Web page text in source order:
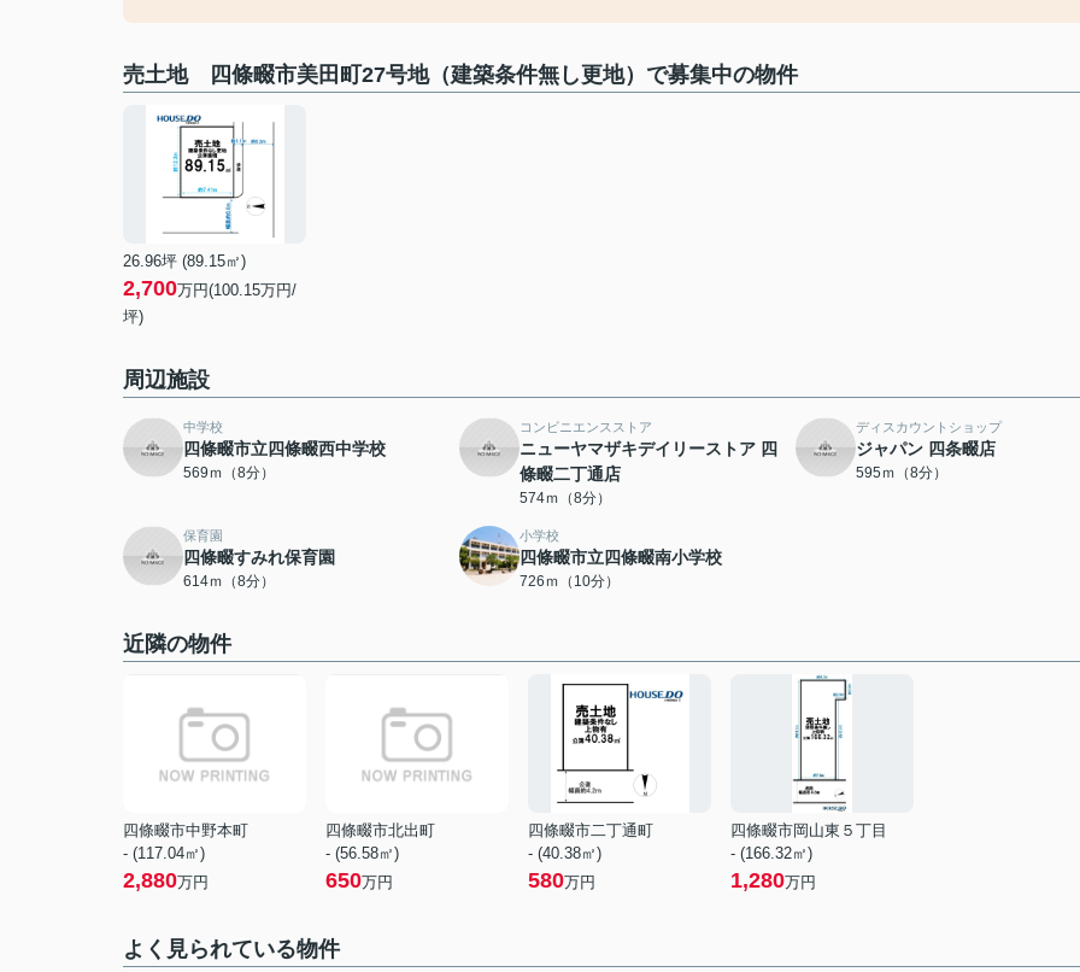
売土地 四條畷市美田町27号地（建築条件無し更地）で募集中の物件
26.96坪 (89.15㎡)
2,700万円(100.15万円/
坪)
周辺施設
中学校
四條畷市立四條畷西中学校
569ｍ（8分）
コンビニエンスストア
ニューヤマザキデイリーストア 四
條畷二丁通店
574ｍ（8分）
ディスカウントショップ
ジャパン 四条畷店
595ｍ（8分）
保育園
四條畷すみれ保育園
614ｍ（8分）
小学校
四條畷市立四條畷南小学校
726ｍ（10分）
近隣の物件
四條畷市中野本町
- (117.04㎡)
2,880万円
四條畷市北出町
- (56.58㎡)
650万円
四條畷市二丁通町
- (40.38㎡)
580万円
四條畷市岡山東５丁目
- (166.32㎡)
1,280万円
よく見られている物件